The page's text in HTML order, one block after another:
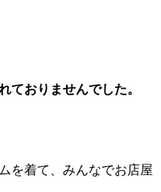
ておりませんでした。
を着て、みんなでお店屋